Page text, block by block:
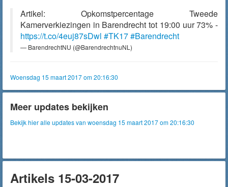
Artikel: Opkomstpercentage Tweede
Kamerverkiezingen in Barendrecht tot 19:00 uur 73% -
https://t.co/4euj87sDwl #TK17#Barendrecht
— BarendrechtNU (@BarendrechtnuNL)
Woensdag 15 maart 2017 om 20:16:30
Meer updates bekijken
Bekijk hier alle updates van woensdag 15 maart 2017 om 20:16:30
Artikels 15-03-2017